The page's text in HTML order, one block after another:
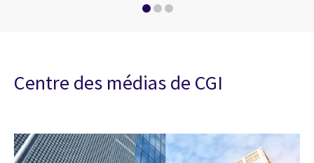
Centre des médias de CGI